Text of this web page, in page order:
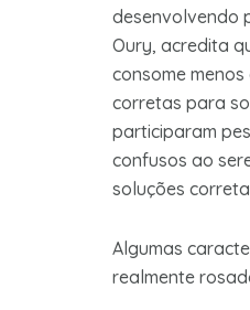
desenvolvendo
Oury, acredita
consome
corretas para
participaram
confusos ao
soluções
Algumas
realmente